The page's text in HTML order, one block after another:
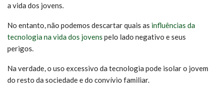
a vida dos jovens.
No entanto, não podemos descartar quais as influências da
tecnologia na vida dos jovens pelo lado negativo e seus
perigos.
Na verdade, o uso excessivo da tecnologia pode isolar o jovem
do resto da sociedade e do convívio familiar.